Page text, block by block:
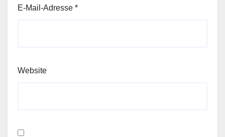
E-Mail-Adresse *
Website